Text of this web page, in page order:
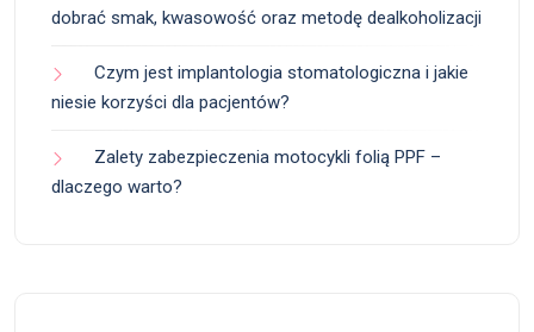
dobrać smak, kwasowość oraz metodę dealkoholizacji
Czym jest implantologia stomatologiczna i jakie
niesie korzyści dla pacjentów?
Zalety zabezpieczenia motocykli folią PPF –
dlaczego warto?